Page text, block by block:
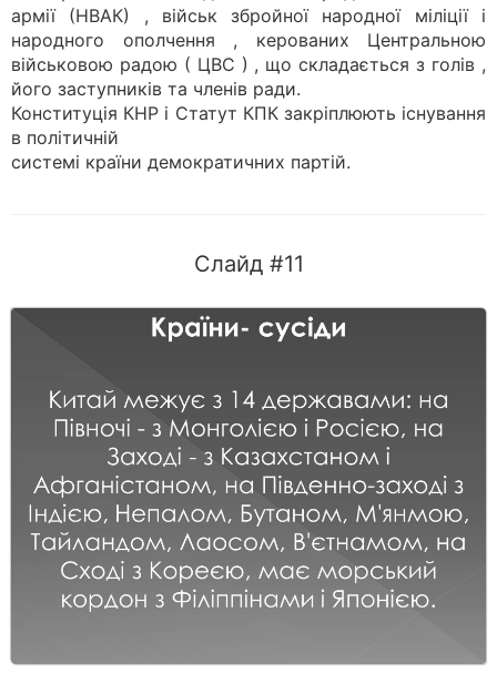
армії (НВАК) , військ збройної народної міліції і
народного ополчення , керованих Центральною
військовою радою ( ЦВС ) , що складається з голів ,
його заступників та членів ради.
Конституція КНР і Статут КПК закріплюють існування
в політичній
системі країни демократичних партій.
Слайд #11